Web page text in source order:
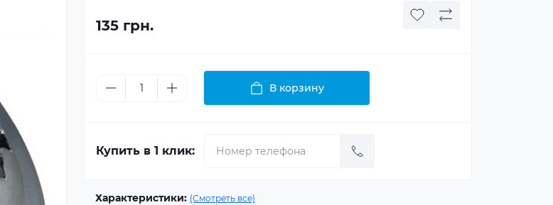
135 грн.
В корзину
Купить в 1 клик:
Характеристики: (Смотреть все)